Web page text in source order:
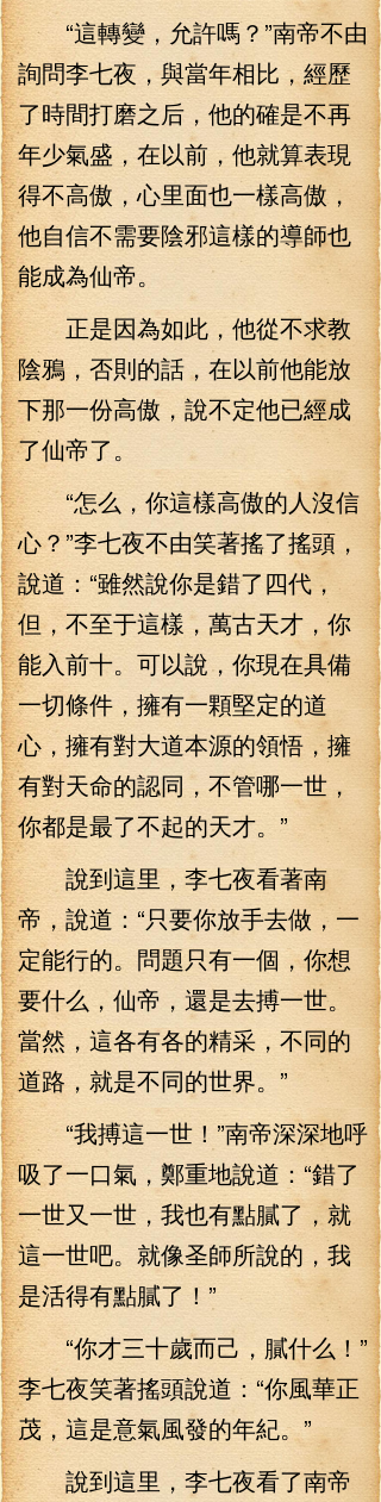
“這轉變，允許嗎？”南帝不由
詢問李七夜，與當年相比，經歷
了時間打磨之后，他的確是不再
年少氣盛，在以前，他就算表現
得不高傲，心里面也一樣高傲，
他自信不需要陰邪這樣的導師也
能成為仙帝。
正是因為如此，他從不求教
陰鴉，否則的話，在以前他能放
下那一份高傲，說不定他已經成
了仙帝了。
“怎么，你這樣高傲的人沒信
心？”李七夜不由笑著搖了搖頭，
說道：“雖然說你是錯了四代，
但，不至于這樣，萬古天才，你
能入前十。可以說，你現在具備
一切條件，擁有一顆堅定的道
心，擁有對大道本源的領悟，擁
有對天命的認同，不管哪一世，
你都是最了不起的天才。”
說到這里，李七夜看著南
帝，說道：“只要你放手去做，一
定能行的。問題只有一個，你想
要什么，仙帝，還是去搏一世。
當然，這各有各的精采，不同的
道路，就是不同的世界。”
“我搏這一世！”南帝深深地呼
吸了一口氣，鄭重地說道：“錯了
一世又一世，我也有點膩了，就
這一世吧。就像圣師所說的，我
是活得有點膩了！”
“你才三十歲而己，膩什么！”
李七夜笑著搖頭說道：“你風華正
茂，這是意氣風發的年紀。”
說到這里，李七夜看了南帝